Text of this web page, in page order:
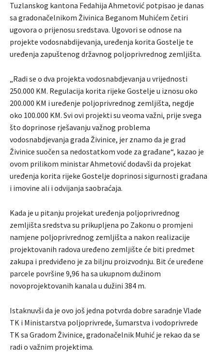
Tuzlanskog kantona Fedahija Ahmetović potpisao je danas
sa gradonačelnikom Živinica Beganom Muhićem četiri
ugovora o prijenosu sredstava. Ugovori se odnose na
projekte vodosnabdijevanja, uređenja korita Gostelje te
uređenja zapuštenog državnog poljoprivrednog zemljišta.
„Radi se o dva projekta vodosnabdjevanja u vrijednosti
250.000 KM. Regulacija korita rijeke Gostelje u iznosu oko
200.000 KM i uređenje poljoprivrednog zemljišta, negdje
oko 100.000 KM. Svi ovi projekti su veoma važni, prije svega
što doprinose rješavanju važnog problema
vodosnabdjevanja grada Živinice, jer znamo da je grad
Živinice suočen sa nedostatkom vode za građane“, kazao je
ovom prilikom ministar Ahmetović dodavši da projekat
uređenja korita rijeke Gostelje doprinosi sigurnosti građana
i imovine ali i odvijanja saobraćaja.
Kada je u pitanju projekat uređenja poljoprivrednog
zemljišta sredstva su prikupljena po Zakonu o promjeni
namjene poljoprivrednog zemljišta a nakon realizacije
projektovanih radova uređeno zemljište će biti predmet
zakupa i predviđeno je za biljnu proizvodnju. Bit će uređene
parcele površine 9,96 ha sa ukupnom dužinom
novoprojektovanih kanala u dužini 384 m.
Istaknuvši da je ovo još jedna potvrda dobre saradnje Vlade
TK i Ministarstva poljoprivrede, šumarstva i vodoprivrede
TK sa Gradom Živinice, gradonačelnik Muhić je rekao da se
radi o važnim projektima.